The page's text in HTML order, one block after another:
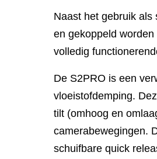
Naast het gebruik als
en gekoppeld
volledig
De S2PRO is een
vloeistofdemping.
tilt (omhoog en
camerabewegingen.
schuifbare quick